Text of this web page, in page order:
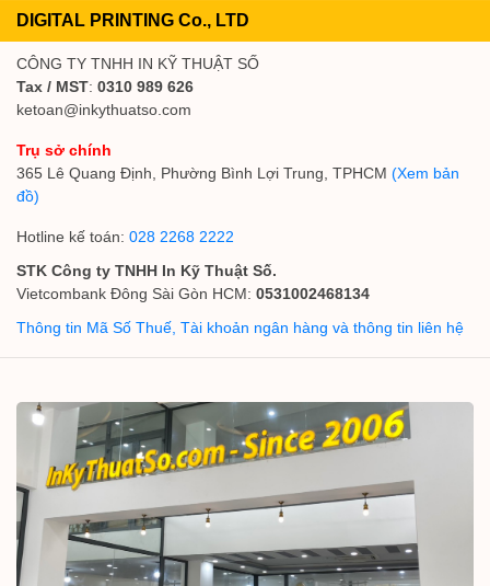
DIGITAL PRINTING Co., LTD
CÔNG TY TNHH IN KỸ THUẬT SỐ
Tax / MST: 0310 989 626
ketoan@inkythuatso.com
Trụ sở chính
365 Lê Quang Định, Phường Bình Lợi Trung, TPHCM (Xem bản
đồ)
Hotline kế toán: 028 2268 2222
STK Công ty TNHH In Kỹ Thuật Số.
Vietcombank Đông Sài Gòn HCM: 0531002468134
Thông tin Mã Số Thuế, Tài khoản ngân hàng và thông tin liên hệ